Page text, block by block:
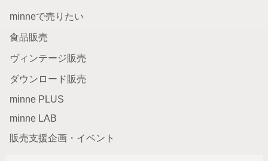
minneで売りたい
食品販売
ヴィンテージ販売
ダウンロード販売
minne PLUS
minne LAB
販売支援企画・イベント